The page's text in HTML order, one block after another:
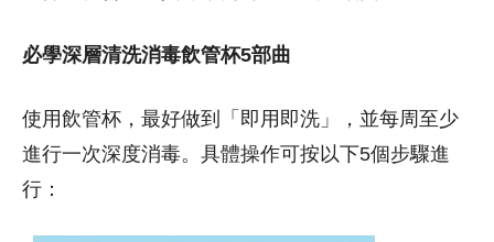
必學深層清洗消毒飲管杯5部曲
使用飲管杯，最好做到「即用即洗」，並每周至少
進行一次深度消毒。具體操作可按以下5個步驟進
行：